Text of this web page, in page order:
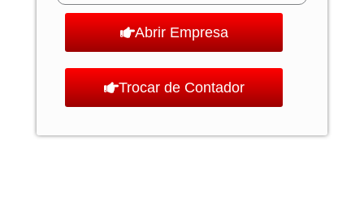
Abrir Empresa
Trocar de Contador